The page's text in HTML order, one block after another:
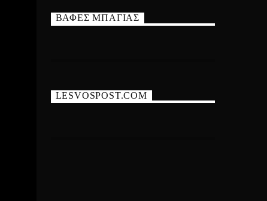
ΒΑΦΕΣ ΜΠΑΓΙΑΣ
LESVOSPOST.COM